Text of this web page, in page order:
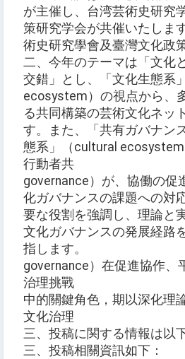
が主催し、台湾芸術史研究
策研究学会が共催いたします
術史研究學會及臺灣文化政
二、今年のテーマは「文化
交錯」とし、「文化生態系
ecosystem）の視点から、
る共同構築の芸術文化ネッ
す。また、「共有ガバナン
態系」（cultural
行動者共
governance）が、協働の促
化ガバナンスの課題への対
要な役割を強調し、理論と
文化ガバナンスの発展経路
指します。
governance）在促進協作、
治理挑戰
中的關鍵角色，期以深化理
文化治理
三、投稿に関する情報は以
三、投稿相關資訊如下：